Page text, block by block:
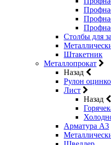
Столбы для
Штакетник
Металлопрокат
Назад
Рулон
Лист
Назад
Арматура А3